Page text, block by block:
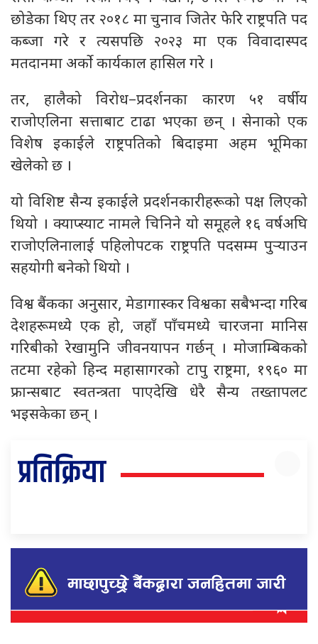
छोडेका थिए तर २०१८ मा चुनाव जितेर फेरि राष्ट्रपति पद
कब्जा गरे र त्यसपछि २०२३ मा एक विवादास्पद
मतदानमा अर्को कार्यकाल हासिल गरे ।
तर, हालैको विरोध–प्रदर्शनका कारण ५१ वर्षीय
राजोएलिना सत्ताबाट टाढा भएका छन् । सेनाको एक
विशेष इकाईले राष्ट्रपतिको बिदाइमा अहम भूमिका
खेलेको छ ।
यो विशिष्ट सैन्य इकाईले प्रदर्शनकारीहरूको पक्ष लिएको
थियो । क्याप्स्याट नामले चिनिने यो समूहले १६ वर्षअघि
राजोएलिनालाई पहिलोपटक राष्ट्रपति पदसम्म पुर्‍याउन
सहयोगी बनेको थियो ।
विश्व बैंकका अनुसार, मेडागास्कर विश्वका सबैभन्दा गरिब
देशहरूमध्ये एक हो, जहाँ पाँचमध्ये चारजना मानिस
गरिबीको रेखामुनि जीवनयापन गर्छन् । मोजाम्बिकको
तटमा रहेको हिन्द महासागरको टापु राष्ट्रमा, १९६० मा
फ्रान्सबाट स्वतन्त्रता पाएदेखि धेरै सैन्य तख्तापलट
भइसकेका छन् ।
प्रतिक्रिया